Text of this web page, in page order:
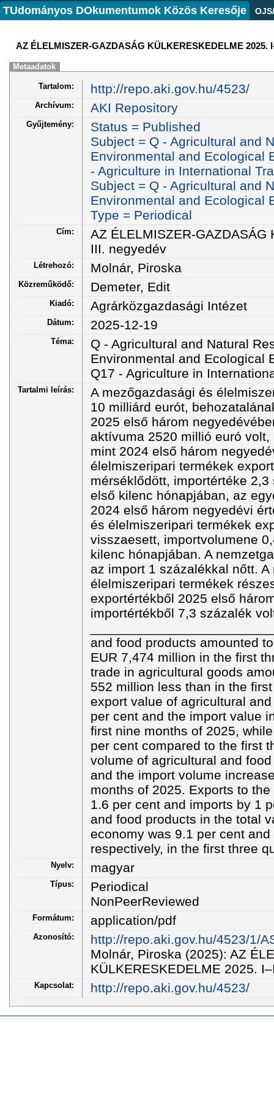
TUdományos DOkumentumok Közös Keresője
AZ ÉLELMISZER-GAZDASÁG KÜLKERESKEDELME 2025.
Metaadatok
Tartalom: http://repo.aki.gov.hu/4523/
Archívum: AKI Repository
Gyűjtemény:
Status = Published
Subject = Q - Agricultural and
Environmental and Ecological
- Agriculture in International
Subject = Q - Agricultural and
Environmental and Ecological
Type = Periodical
Cím:
AZ ÉLELMISZER-GAZDASÁG
III. negyedév
Létrehozó: Molnár, Piroska
Közreműködő: Demeter, Edit
Kiadó: Agrárközgazdasági Intézet
Dátum: 2025-12-19
Téma:
Q - Agricultural and Natural
Environmental and Ecological
Q17 - Agriculture in
Tartalmi leírás:
A mezőgazdasági és
10 milliárd eurót,
2025 első három
aktívuma 2520 millió euró
mint 2024 első három
élelmiszeripari termékek
mérséklődött, importértéke
első kilenc hónapjában, az
2024 első három negyedévi
és élelmiszeripari termékek
visszaesett, importvolumene
kilenc hónapjában. A
az import 1 százalékkal nőtt.
élelmiszeripari termékek
exportértékből 2025 első
importértékből 7,3 százalék
and food products amounted
EUR 7,474 million in the first
trade in agricultural goods
552 million less than in the
export value of agricultural
per cent and the import value
first nine months of 2025,
per cent compared to the first
volume of agricultural and
and the import volume
months of 2025. Exports to
1.6 per cent and imports by 1
and food products in the total
economy was 9.1 per cent
respectively, in the first three
Nyelv: magyar
Típus:
Periodical
NonPeerReviewed
Formátum: application/pdf
Azonosító:
http://repo.aki.gov.hu/4523/1/
Molnár, Piroska (2025): AZ
KÜLKERESKEDELME 2025.
Kapcsolat: http://repo.aki.gov.hu/4523/